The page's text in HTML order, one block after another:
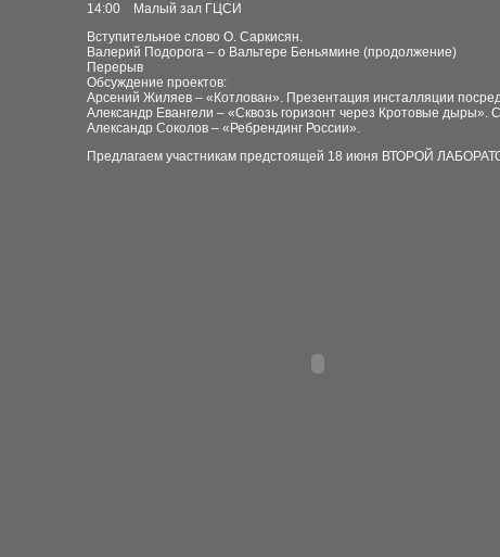
14:00 Малый зал ГЦСИ
Вступительное слово О. Саркисян.
Валерий Подорога – о Вальтере Беньямине (продолжение)
Перерыв
Обсуждение проектов:
Арсений Жиляев – «Котлован». Презентация инсталляции
Александр Евангели – «Сквозь горизонт через Кротовые дыры».
Александр Соколов – «Ребрендинг России».
Предлагаем участникам предстоящей 18 июня ВТОРОЙ